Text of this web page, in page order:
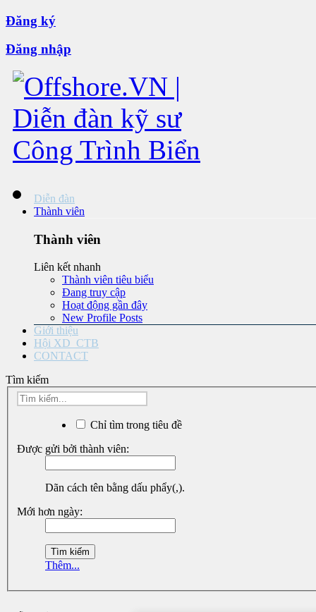
Đăng ký
Đăng nhập
Diễn đàn
Thành viên
Thành viên
Liên kết nhanh
Thành viên tiêu biểu
Đang truy cập
Hoạt động gần đây
New Profile Posts
Giới thiệu
Hội XD_CTB
CONTACT
Tìm kiếm
Chỉ tìm trong tiêu đề
Được gửi bởi thành viên:
Dãn cách tên bằng dấu phẩy(,).
Mới hơn ngày:
Thêm...